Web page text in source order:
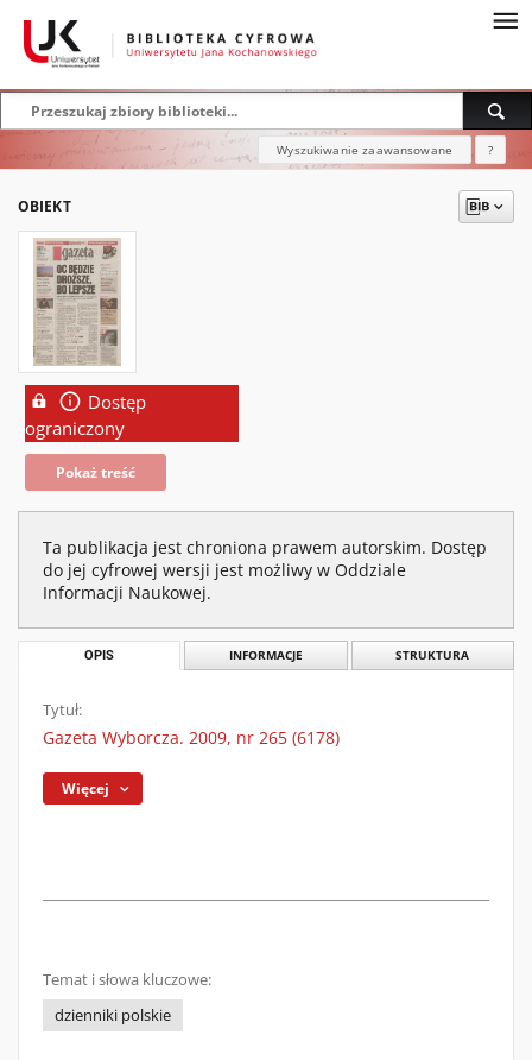
Wyszukiwanie zaawansowane ?
OBIEKT
Dostęp
ograniczony
Pokaż treść
Ta publikacja jest chroniona prawem autorskim. Dostęp
do jej cyfrowej wersji jest możliwy w Oddziale
Informacji Naukowej.
OPIS INFORMACJE STRUKTURA
Tytuł:
Gazeta Wyborcza. 2009, nr 265 (6178)
Więcej
Temat i słowa kluczowe:
dzienniki polskie